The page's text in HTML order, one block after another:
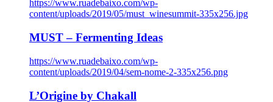
https://www.ruadebaixo.com/wp-
content/uploads/2019/05/must_winesummit-335x256.jpg
MUST – Fermenting Ideas
https://www.ruadebaixo.com/wp-
content/uploads/2019/04/sem-nome-2-335x256.png
L’Origine by Chakall